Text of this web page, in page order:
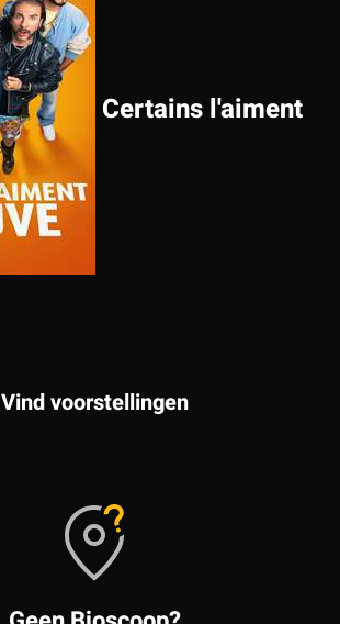
Certains l'aiment
Vind voorstellingen